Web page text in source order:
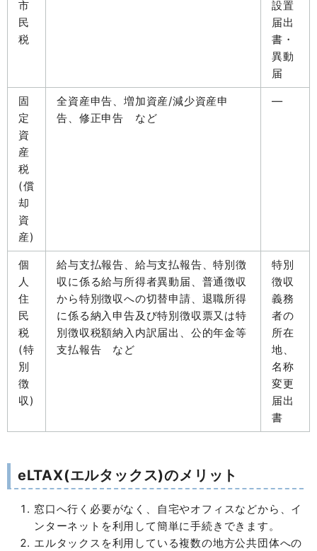
市
民
税
設置
届出
書・
異動
届
固
定
資
産
税
(償
却
資
産)
全資産申告、増加資産/減少資産申
告、修正申告 など
―
個
人
住
民
税
(特
別
徴
収)
給与支払報告、給与支払報告、特別徴
収に係る給与所得者異動届、普通徴収
から特別徴収への切替申請、退職所得
に係る納入申告及び特別徴収票又は特
別徴収税額納入内訳届出、公的年金等
支払報告 など
特別
徴収
義務
者の
所在
地、
名称
変更
届出
書
eLTAX(エルタックス)のメリット
窓口へ行く必要がなく、自宅やオフィスなどから、イ
ンターネットを利用して簡単に手続きできます。
エルタックスを利用している複数の地方公共団体への